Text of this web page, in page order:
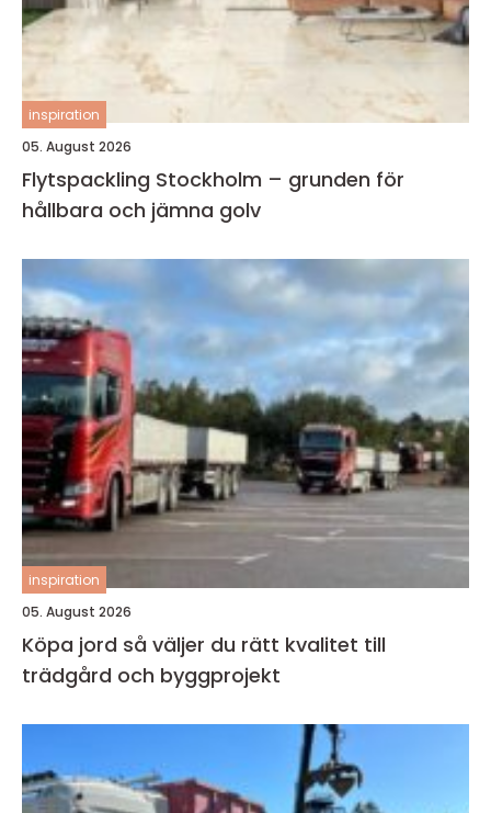
inspiration
05. August 2026
Flytspackling Stockholm – grunden för
hållbara och jämna golv
inspiration
05. August 2026
Köpa jord så väljer du rätt kvalitet till
trädgård och byggprojekt